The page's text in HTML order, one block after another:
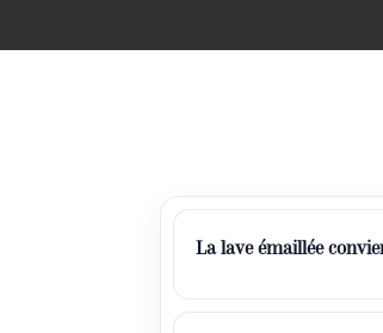
La lave émaillée